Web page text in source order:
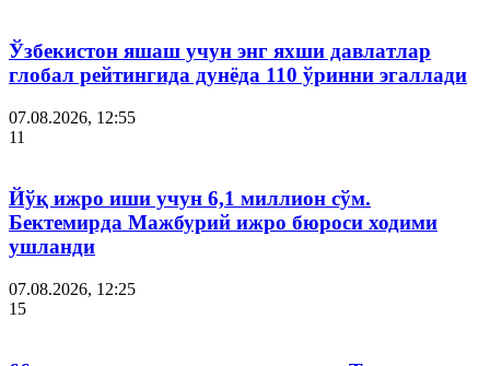
Ўзбекистон яшаш учун энг яхши давлатлар
глобал рейтингида дунёда 110 ўринни эгаллади
07.08.2026, 12:55
11
Йўқ ижро иши учун 6,1 миллион сўм.
Бектемирда Мажбурий ижро бюроси ходими
ушланди
07.08.2026, 12:25
15